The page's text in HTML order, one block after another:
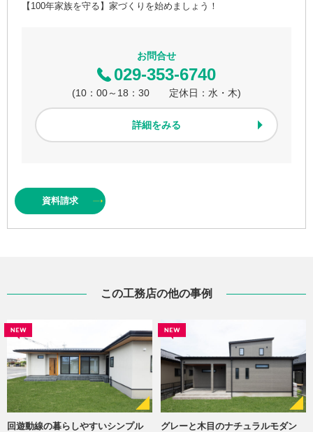
【100年家族を守る】家づくりを始めましょう！
お問合せ
029-353-6740
(10：00～18：30 定休日：水・木)
詳細をみる
資料請求
この工務店の他の事例
回遊動線の暮らしやすいシンプル
グレーと木目のナチュラルモダン